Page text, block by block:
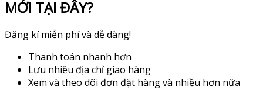
MỚI TẠI ĐÂY?
Đăng kí miễn phí và dễ dàng!
Thanh toán nhanh hơn
Lưu nhiều địa chỉ giao hàng
Xem và theo dõi đơn đặt hàng và nhiều hơn nữa